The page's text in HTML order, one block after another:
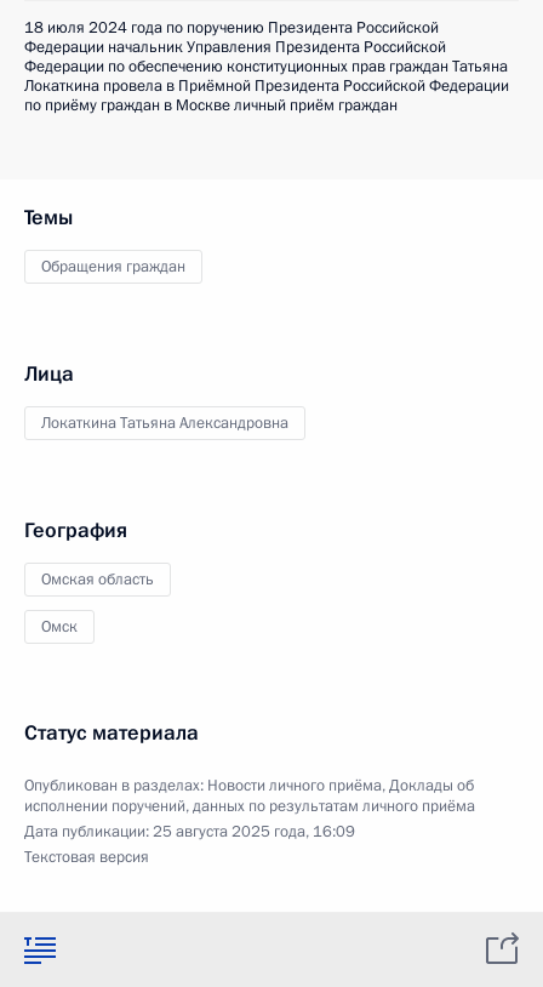
18 июля 2024 года по поручению Президента Российской
Федерации начальник Управления Президента Российской
Федерации по обеспечению конституционных прав граждан Татьяна
Локаткина провела в Приёмной Президента Российской Федерации
по приёму граждан в Москве личный приём граждан
Темы
Обращения граждан
Лица
Локаткина Татьяна Александровна
География
Омская область
Омск
Статус материала
Опубликован в разделах: Новости личного приёма,Доклады об
исполнении поручений, данных по результатам личного приёма
Дата публикации:25 августа 2025 года, 16:09
Текстовая версия